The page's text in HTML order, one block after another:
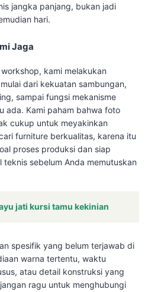
jangka panjang, bukan jadi
hari.
Jaga
kami melakukan
dari kekuatan sambungan,
sampai fungsi mekanisme
ada. Kami paham bahwa foto
cukup untuk meyakinkan
furniture berkualitas, karena itu
proses produksi dan siap
sebelum Anda memutuskan
jati kursi tamu kekinian
spesifik yang belum terjawab di
warna tertentu, waktu
atau detail konstruksi yang
ragu untuk menghubungi